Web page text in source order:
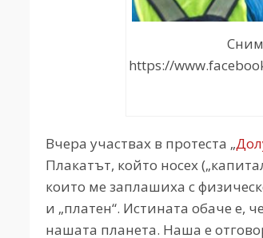
https://
Вчера участвах в протеста „
Плакатът, който носех
които ме заплашиха с
и „платен“. Истината обаче
нашата планета. Наша е